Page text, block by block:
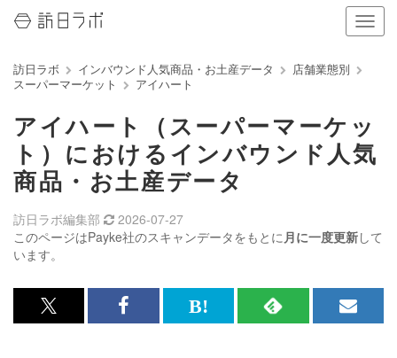
ナ
ビ
ン
の
表
り
る
訪日ラボ インバウンド人気商品・お土産データ
店舗業態別
スーパーマーケット
アイハート
アイハート（スーパーマーケッ
ト）におけるインバウンド人気
商品・お土産データ
このページはPayke社のスキャンデータをもとに月に一度更新して
います。
訪日ラボ編集部 2026-07-27
x<br>
Facebook<br>
は
RSS
メ